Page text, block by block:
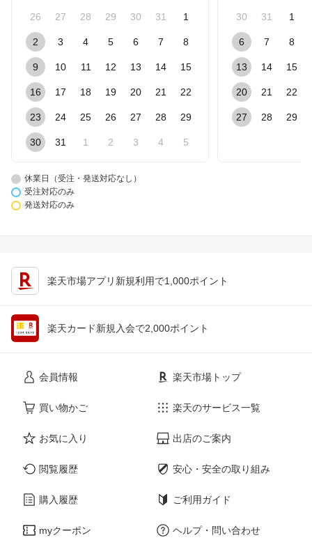
26 27 28 29 30 31 1
2 3 4 5 6 7 8
9 10 11 12 13 14 15
16 17 18 19 20 21 22
23 24 25 26 27 28 29
30 31 1 2 3 4 5
30 31 1
6 7 8
13 14 15
20 21 22
27 28 29
休業日（受注・発送対応なし）
受注対応のみ
発送対応のみ
楽天市場アプリ新規利用で1,000ポイント
楽天カード新規入会で2,000ポイント
会員情報
買い物かご
お気に入り
閲覧履歴
購入履歴
myクーポン
楽天市場トップ
楽天のサービス一覧
出店のご案内
安心・安全の取り組み
ご利用ガイド
ヘルプ・問い合わせ